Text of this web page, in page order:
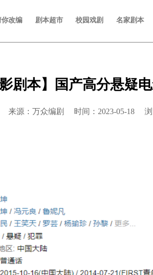
你改编 剧本超市 校园戏剧 名家剧本
影剧本】国产高分悬疑
来源：万众编剧 时间：2023-05-18 浏